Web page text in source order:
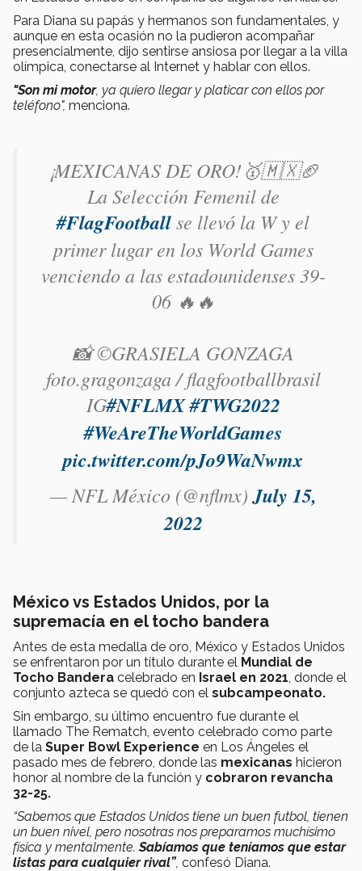
Para Diana su papás y hermanos son fundamentales, y
aunque en esta ocasión no la pudieron acompañar
presencialmente, dijo sentirse ansiosa por llegar a la villa
olímpica, conectarse al Internet y hablar con ellos.
"Son mi motor, ya quiero llegar y platicar con ellos por
teléfono", menciona.
¡MEXICANAS DE ORO!🥇🇲🇽🏈
La Selección Femenil de
#FlagFootballse llevó la W y el
primer lugar en los World Games
venciendo a las estadounidenses 39-
06 🔥🔥
📸 ©GRASIELA GONZAGA
foto.gragonzaga / flagfootballbrasil
IG#NFLMX#TWG2022
#WeAreTheWorldGames
pic.twitter.com/pJo9WaNwmx
— NFL México (@nflmx)July 15,
2022
México vs Estados Unidos, por la
supremacía en el tocho bandera
Antes de esta medalla de oro, México y Estados Unidos
se enfrentaron por un título durante el Mundial de
Tocho Bandera celebrado en Israel en 2021, donde el
conjunto azteca se quedó con el subcampeonato.
Sin embargo, su último encuentro fue durante el
llamado The Rematch, evento celebrado como parte
de la Super Bowl Experience en Los Ángeles el
pasado mes de febrero, donde las mexicanas hicieron
honor al nombre de la función y cobraron revancha
32-25.
“Sabemos que Estados Unidos tiene un buen futbol, tienen
un buen nivel, pero nosotras nos preparamos muchísimo
física y mentalmente.Sabíamos que teníamos que estar
listas para cualquier rival”, confesó Diana.